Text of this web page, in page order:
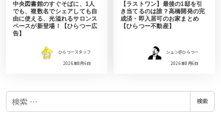
中央図書館のすぐそばに、1人
でも、複数名でシェアしても自
由に使える、光溢れるサロンス
ペースが新登場！【ひらつー広
告】
ひらつースタッフ
2026年8月6日
【ラストワン】最後の1邸を引
き当てるのは誰？高橋開発の完
成済・即入居可のお家まとめ
【ひらつー不動産】
シュン@ひらつー
2026年8月6日
検
検索